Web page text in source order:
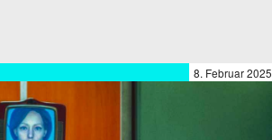
8. Februar 2025